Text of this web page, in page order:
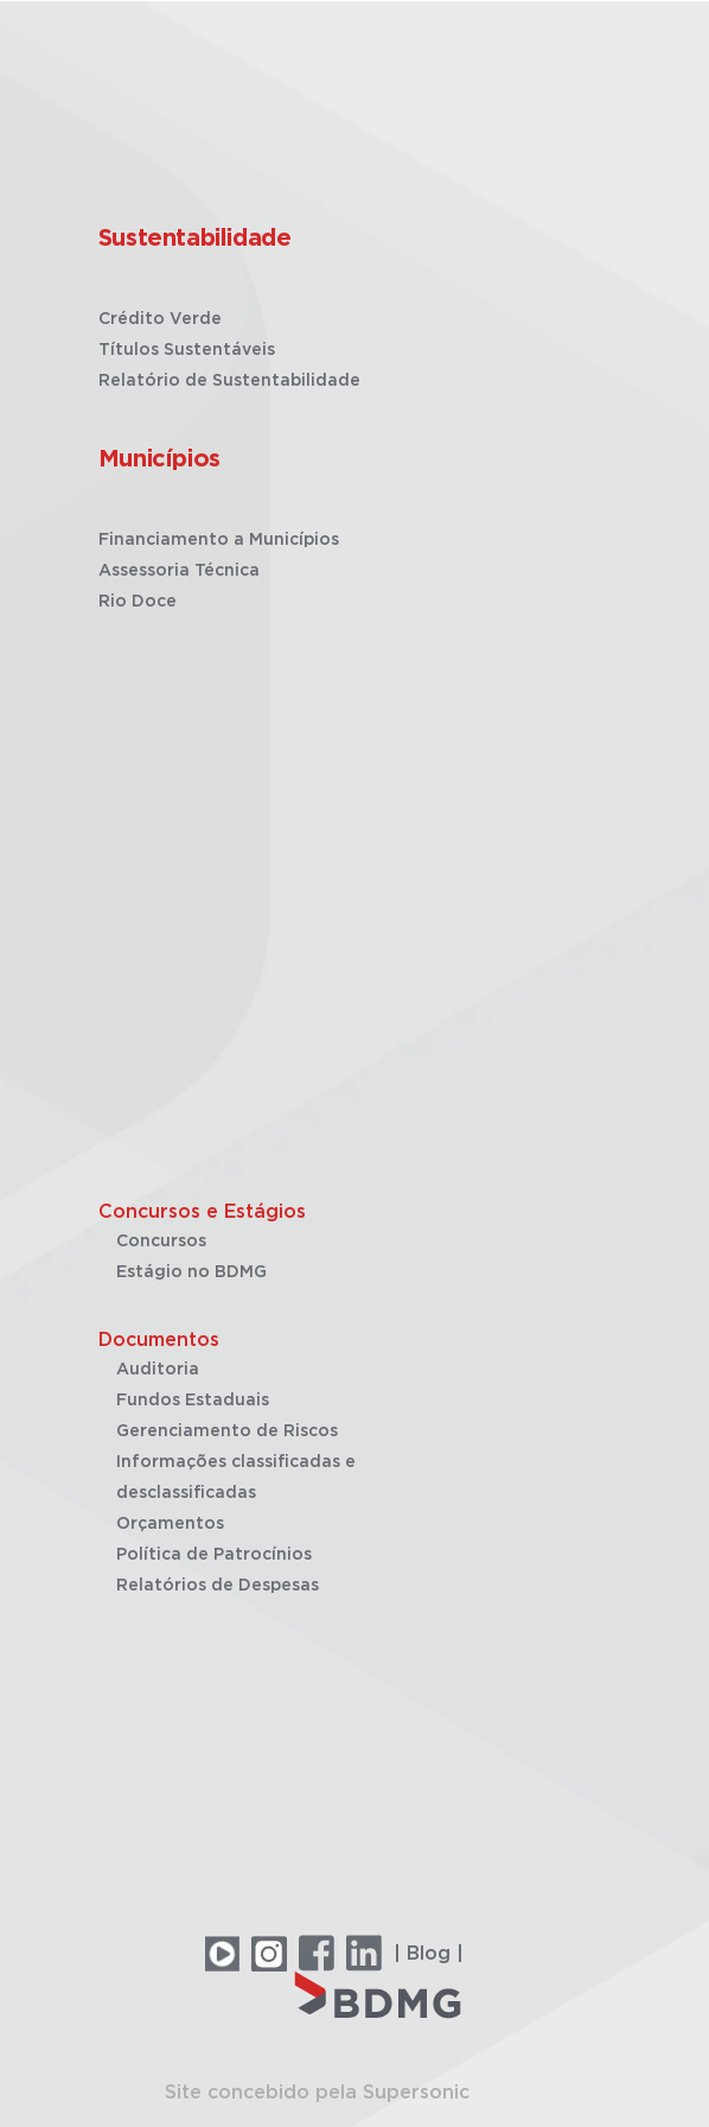
Sustentabilidade
Crédito Verde
Títulos Sustentáveis
Relatório de Sustentabilidade
Municípios
Financiamento a Municípios
Assessoria Técnica
Rio Doce
Concursos e Estágios
Concursos
Estágio no BDMG
Documentos
Auditoria
Fundos Estaduais
Gerenciamento de Riscos
Informações classificadas e
desclassificadas
Orçamentos
Política de Patrocínios
Relatórios de Despesas
| Blog |
Site concebido pela Supersonic